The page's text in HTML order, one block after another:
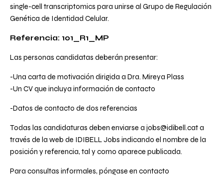
single-cell transcriptomics para unirse al Grupo de Regulación
Genética de Identidad Celular.
Referencia: 101_R1_MP
Las personas candidatas deberán presentar:
-Una carta de motivación dirigida a Dra. Mireya Plass
-Un CV que incluya información de contacto
-Datos de contacto de dos referencias
Todas las candidaturas deben enviarse a jobs@idibell.cata
través de la web de IDIBELL Jobs indicando el nombre de la
posición y referencia, tal y como aparece publicada.
Para consultas informales, póngase en contacto